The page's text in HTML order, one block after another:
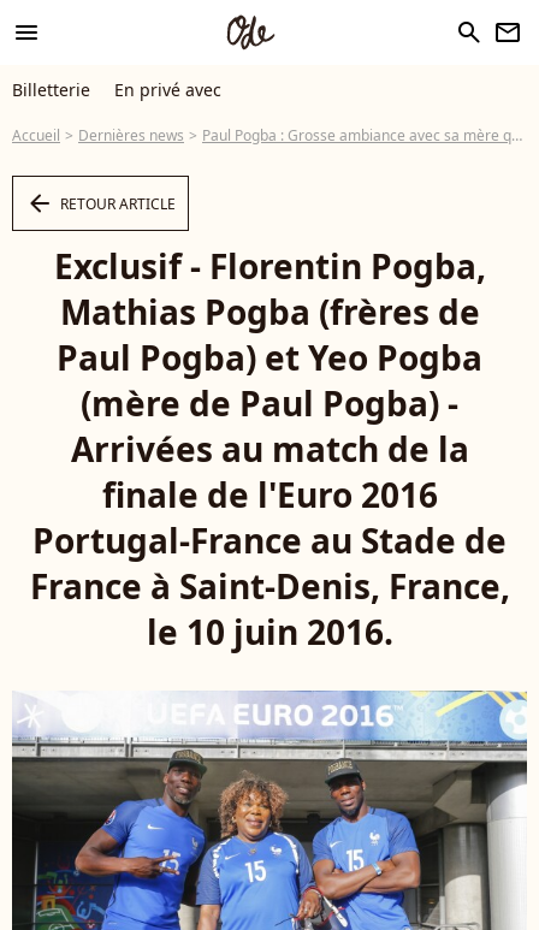
menu search newsletter
Billetterie En privé avec
Accueil Dernières news Paul Pogba : Grosse ambiance avec sa mère qui danse sur Vegedream
arrow_left RETOUR ARTICLE
Exclusif - Florentin Pogba,
Mathias Pogba (frères de
Paul Pogba) et Yeo Pogba
(mère de Paul Pogba) -
Arrivées au match de la
finale de l'Euro 2016
Portugal-France au Stade de
France à Saint-Denis, France,
le 10 juin 2016.